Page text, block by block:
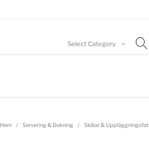
Select Category
Hem / Servering & Dukning / Skålar & Uppläggningsfat